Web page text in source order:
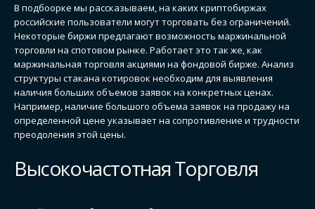
В подбоорке мы рассказываем, на каких криптобиржах
российские пользователи могут торговать без ограничений.
Некоторые биржи предлагают возможность маржинальной
торговли на спотовом рынке. Работает это так же, как
маржинальная торговля акциями на фондовой бирже. Анализ
структуры стакана котировок необходим для выявления
наличия больших объемов заявок на конкретных ценах.
Например, наличие большого объема заявок на продажу на
определенной цене указывает на сопротивление и трудности
преодоления этой цены.
Высокочастотная Торговля